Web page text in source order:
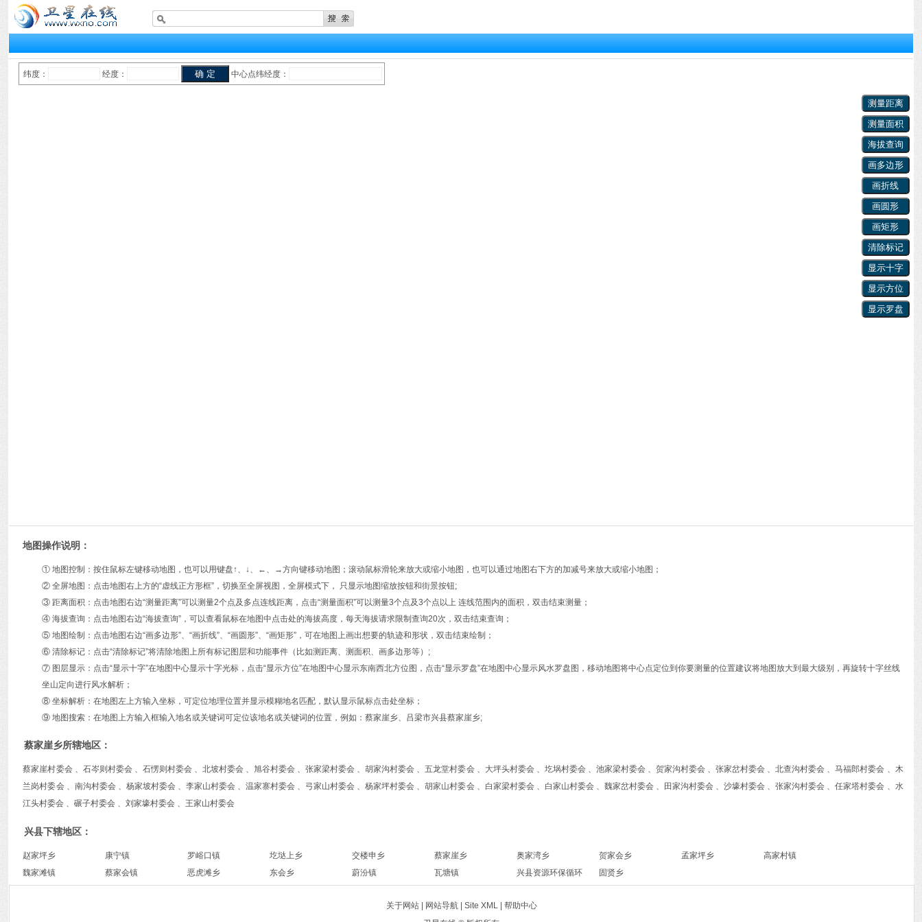
纬度： 经度： 中心点纬经度：
地图操作说明：
① 地图控制：按住鼠标左键移动地图，也可以用键盘↑、↓、←、→方向键移动地图；滚动鼠标滑轮来放大或缩小地图，也可以通过地图右下方的加减号来放大或缩小地图；
② 全屏地图：点击地图右上方的“虚线正方形框”，切换至全屏视图，全屏模式下， 只显示地图缩放按钮和街景按钮;
③ 距离面积：点击地图右边“测量距离”可以测量2个点及多点连线距离，点击“测量面积”可以测量3个点及3个点以上 连线范围内的面积，双击结束测量；
④ 海拔查询：点击地图右边“海拔查询”，可以查看鼠标在地图中点击处的海拔高度，每天海拔请求限制查询20次，双击结束查询；
⑤ 地图绘制：点击地图右边“画多边形”、“画折线”、“画圆形”、“画矩形”，可在地图上画出想要的轨迹和形状，双击结束绘制；
⑥ 清除标记：点击“清除标记”将清除地图上所有标记图层和功能事件（比如测距离、测面积、画多边形等）;
⑦ 图层显示：点击“显示十字”在地图中心显示十字光标，点击“显示方位”在地图中心显示东南西北方位图，点击“显示罗盘”在地图中心显示风水罗盘图，移动地图将中心点定位到你要测量的位置建议将地图放大到最大级别，再旋转十字丝线
坐山定向进行风水解析；
⑧ 坐标解析：在地图左上方输入坐标，可定位地理位置并显示模糊地名匹配，默认显示鼠标点击处坐标；
⑨ 地图搜索：在地图上方输入框输入地名或关键词可定位该地名或关键词的位置，例如：蔡家崖乡、吕梁市兴县蔡家崖乡;
蔡家崖乡所辖地区：
蔡家崖村委会 、石岑则村委会 、石愣则村委会 、北坡村委会 、旭谷村委会 、张家梁村委会 、胡家沟村委会 、五龙堂村委会 、大坪头村委会 、圪埚村委会 、池家梁村委会 、贺家沟村委会 、张家岔村委会 、北查沟村委会 、马福郎村委会 、木
兰岗村委会 、南沟村委会 、杨家坡村委会 、李家山村委会 、温家寨村委会 、弓家山村委会 、杨家坪村委会 、胡家山村委会 、白家梁村委会 、白家山村委会 、魏家岔村委会 、田家沟村委会 、沙壕村委会 、张家沟村委会 、任家塔村委会 、水
江头村委会 、碾子村委会 、刘家壕村委会 、王家山村委会
兴县下辖地区：
赵家坪乡 康宁镇 罗峪口镇 圪垯上乡 交楼申乡 蔡家崖乡 奥家湾乡 贺家会乡 孟家坪乡
高家村镇
魏家滩镇
蔡家会镇 恶虎滩乡 东会乡 蔚汾镇 瓦塘镇
兴县资源环保循环
基地
固贤乡
关于网站 | 网站导航| Site XML| 帮助中心